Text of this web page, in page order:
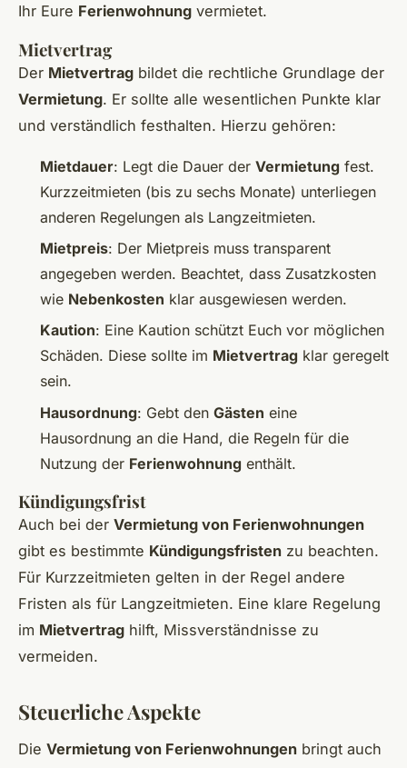
Ihr Eure Ferienwohnung vermietet.
Mietvertrag
Der Mietvertrag bildet die rechtliche Grundlage der
Vermietung. Er sollte alle wesentlichen Punkte klar
und verständlich festhalten. Hierzu gehören:
Mietdauer: Legt die Dauer der Vermietung fest.
Kurzzeitmieten (bis zu sechs Monate) unterliegen
anderen Regelungen als Langzeitmieten.
Mietpreis: Der Mietpreis muss transparent
angegeben werden. Beachtet, dass Zusatzkosten
wie Nebenkosten klar ausgewiesen werden.
Kaution: Eine Kaution schützt Euch vor möglichen
Schäden. Diese sollte im Mietvertrag klar geregelt
sein.
Hausordnung: Gebt den Gästen eine
Hausordnung an die Hand, die Regeln für die
Nutzung der Ferienwohnung enthält.
Kündigungsfrist
Auch bei der Vermietung von Ferienwohnungen
gibt es bestimmte Kündigungsfristen zu beachten.
Für Kurzzeitmieten gelten in der Regel andere
Fristen als für Langzeitmieten. Eine klare Regelung
im Mietvertrag hilft, Missverständnisse zu
vermeiden.
Steuerliche Aspekte
Die Vermietung von Ferienwohnungen bringt auch